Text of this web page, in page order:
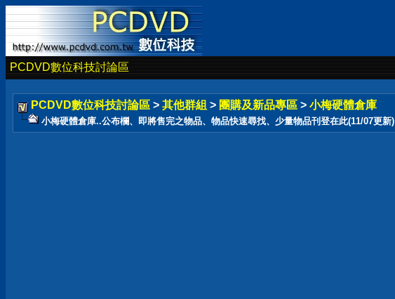
PCDVD數位科技討論區
PCDVD數位科技討論區 > 其他群組 > 團購及新品專區 > 小梅硬體倉庫
小梅硬體倉庫..公布欄、即將售完之物品、物品快速尋找、少量物品刊登在此(11/07更新)